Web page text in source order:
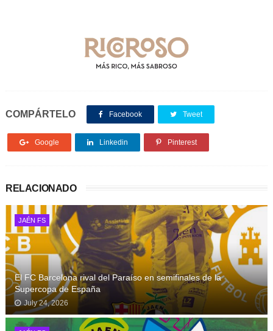
COMPÁRTELO Facebook Tweet
Google Linkedin Pinterest
RELACIONADO
JAÉN FS
El FC Barcelona rival del Paraíso en semifinales de la
Supercopa de España
July 24, 2026